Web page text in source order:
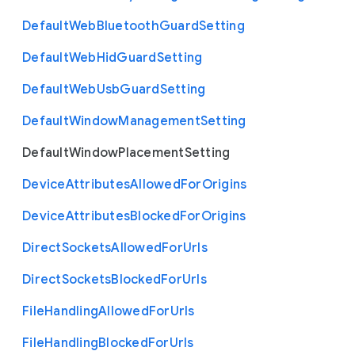
DefaultWebBluetoothGuardSetting
DefaultWebHidGuardSetting
DefaultWebUsbGuardSetting
DefaultWindowManagementSetting
DefaultWindowPlacementSetting
DeviceAttributesAllowedForOrigins
DeviceAttributesBlockedForOrigins
DirectSocketsAllowedForUrls
DirectSocketsBlockedForUrls
FileHandlingAllowedForUrls
FileHandlingBlockedForUrls